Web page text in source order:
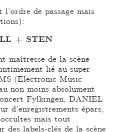
de passage mais
+ STEN
maîtresse de la scène
lié au super
(Electronic Music
non moins absolument
Fylkingen, DANIEL
d’enregistrements épars,
mais tout
des labels-clés de la scène